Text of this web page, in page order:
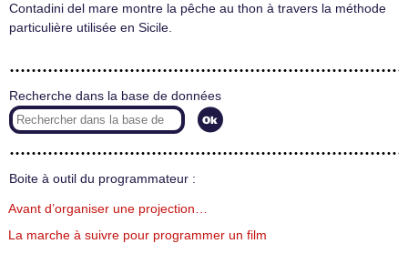
Contadini del mare montre la pêche au thon à travers la méthode
particulière utilisée en Sicile.
Recherche dans la base de données
Boite à outil du programmateur :
Avant d’organiser une projection…
La marche à suivre pour programmer un film